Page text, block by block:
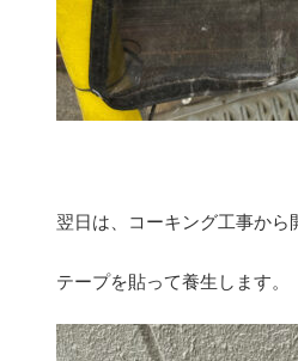
翌日は、コーキング工事から
テープを貼って養生します。